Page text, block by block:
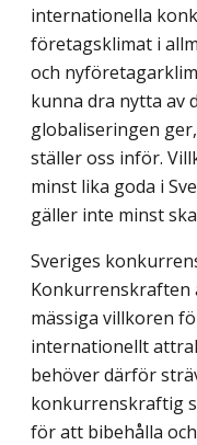
internationella
företagsklimat i
och
kunna dra nytta av
globaliseringen
ställer oss inför.
minst lika goda i
gäller inte minst
Sveriges
Konkurrenskraften
mässiga villkoren
internationellt
behöver därför
konkurrenskraftig
för att bibehålla